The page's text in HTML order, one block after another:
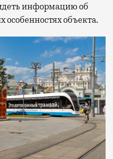
информацию об
особенностях объекта.